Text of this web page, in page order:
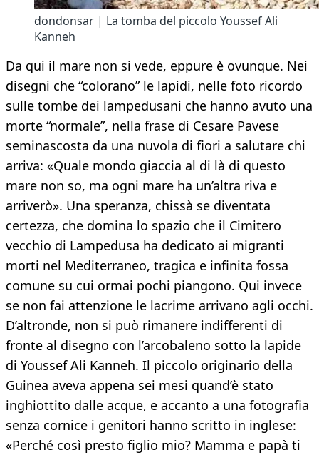
dondonsar | La tomba del piccolo Youssef Ali
Kanneh
Da qui il mare non si vede, eppure è ovunque. Nei
disegni che “colorano” le lapidi, nelle foto ricordo
sulle tombe dei lampedusani che hanno avuto una
morte “normale”, nella frase di Cesare Pavese
seminascosta da una nuvola di fiori a salutare chi
arriva: «Quale mondo giaccia al di là di questo
mare non so, ma ogni mare ha un’altra riva e
arriverò». Una speranza, chissà se diventata
certezza, che domina lo spazio che il Cimitero
vecchio di Lampedusa ha dedicato ai migranti
morti nel Mediterraneo, tragica e infinita fossa
comune su cui ormai pochi piangono. Qui invece
se non fai attenzione le lacrime arrivano agli occhi.
D’altronde, non si può rimanere indifferenti di
fronte al disegno con l’arcobaleno sotto la lapide
di Youssef Ali Kanneh. Il piccolo originario della
Guinea aveva appena sei mesi quand’è stato
inghiottito dalle acque, e accanto a una fotografia
senza cornice i genitori hanno scritto in inglese:
«Perché così presto figlio mio? Mamma e papà ti